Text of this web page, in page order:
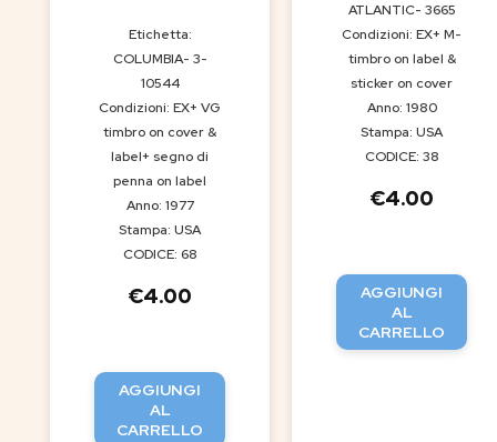
Etichetta:
COLUMBIA- 3-
10544
Condizioni: EX+ VG
timbro on cover &
label+ segno di
penna on label
Anno: 1977
Stampa: USA
CODICE: 68
€4.00
AGGIUNGI
AL
CARRELLO
ATLANTIC- 3665
Condizioni: EX+ M-
timbro on label &
sticker on cover
Anno: 1980
Stampa: USA
CODICE: 38
€4.00
AGGIUNGI
AL
CARRELLO